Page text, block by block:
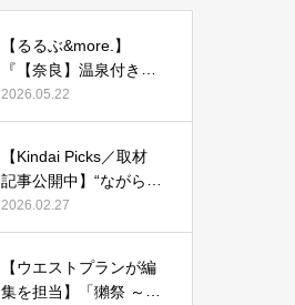
【るるぶ&more.】
『【奈良】温泉付き客
室も！ 旧県知事公舎を
改装した宿「紫翠 ラグ
ンホテル 奈良」で贅沢
ステイ』
2026.05.22
【Kindai Picks／取材
記事公開中】“ながらス
マホ”に1万2000円！20
26年4月からルール化
切符」とは？
2026.02.27
【ウエストプランが編
集を担当】「獺祭 ～経